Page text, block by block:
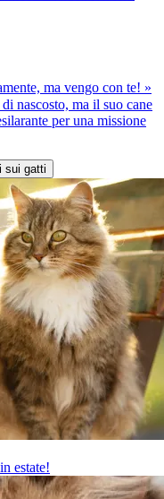
ma vengo con te! »
nascosto, ma il suo cane
per una missione
sui gatti
estate!